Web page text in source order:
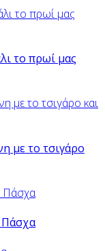
το πρωί μας
με το τσιγάρο
Πάσχα